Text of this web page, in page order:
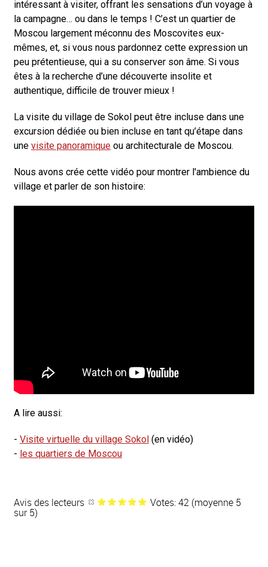
intéressant à visiter, offrant les sensations d’un voyage à
la campagne… ou dans le temps ! C’est un quartier de
Moscou largement méconnu des Moscovites eux-
mêmes, et, si vous nous pardonnez cette expression un
peu prétentieuse, qui a su conserver son âme. Si vous
êtes à la recherche d’une découverte insolite et
authentique, difficile de trouver mieux !
La visite du village de Sokol peut être incluse dans une
excursion dédiée ou bien incluse en tant qu’étape dans
une visite panoramique ou architecturale de Moscou.
Nous avons crée cette vidéo pour montrer l'ambience du
village et parler de son histoire:
A lire aussi:
- Visite virtuelle du village Sokol (en vidéo)
- les quartiers de Moscou
Avis des lecteurs Votes: 42 (moyenne 5
sur 5)